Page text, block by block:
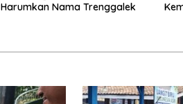
Harumkan Nama Trenggalek